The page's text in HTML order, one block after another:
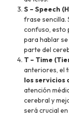
S – Speech
frase sencilla.
confuso, esto
para hablar
parte del
T – Time
anteriores, el
los servicios
atención
cerebral y
será crucial